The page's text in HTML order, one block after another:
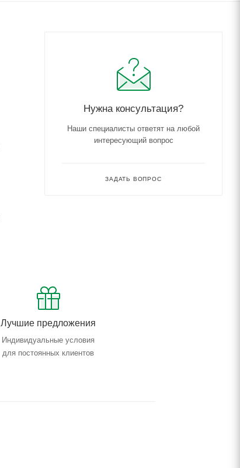
Лучшие предложения
Индивидуальные условия
для постоянных клиентов
Нужна консультация?
Наши специалисты ответят на любой
интересующий вопрос
ЗАДАТЬ ВОПРОС